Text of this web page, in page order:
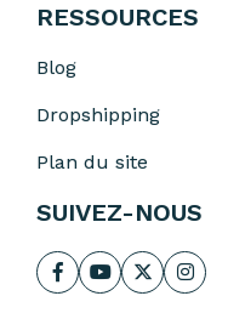
RESSOURCES
Blog
Dropshipping
Plan du site
SUIVEZ-NOUS